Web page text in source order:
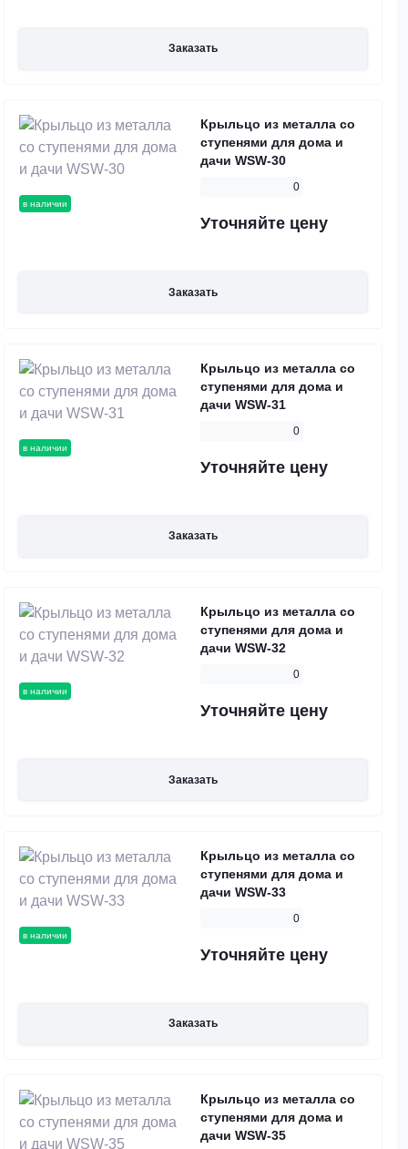
Заказать
в наличии
Крыльцо из металла со
ступенями для дома и
дачи WSW-30
0
Уточняйте цену
Заказать
в наличии
Крыльцо из металла со
ступенями для дома и
дачи WSW-31
0
Уточняйте цену
Заказать
в наличии
Крыльцо из металла со
ступенями для дома и
дачи WSW-32
0
Уточняйте цену
Заказать
в наличии
Крыльцо из металла со
ступенями для дома и
дачи WSW-33
0
Уточняйте цену
Заказать
Крыльцо из металла со
ступенями для дома и
дачи WSW-35